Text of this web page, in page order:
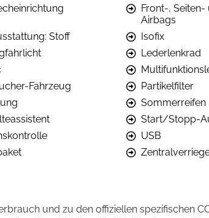
Front-,
Airbags
Stoff Isofix
Lederlenkrad
Fahrzeug Partikelfilter
Sommerreifen
Start/Stopp-
USB
und zu den offiziellen spezifischen